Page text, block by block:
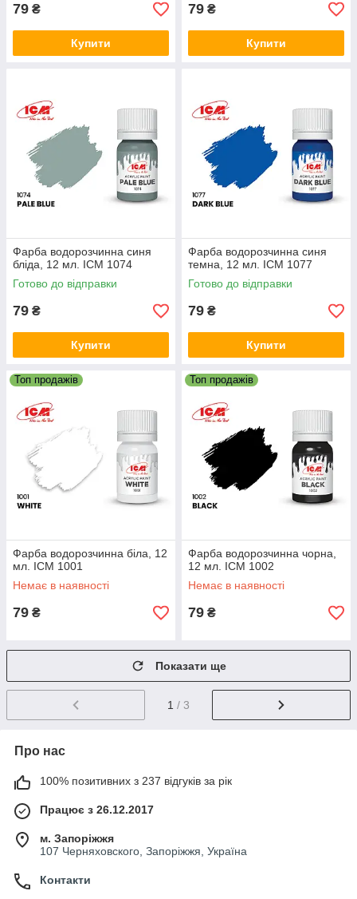
79 ₴
Купити
79 ₴
Купити
Фарба водорозчинна синя
бліда, 12 мл. ICM 1074
Готово до відправки
79 ₴
Купити
Фарба водорозчинна синя
темна, 12 мл. ICM 1077
Готово до відправки
79 ₴
Купити
Топ продажів
Фарба водорозчинна біла, 12
мл. ICM 1001
Немає в наявності
79 ₴
Топ продажів
Фарба водорозчинна чорна,
12 мл. ICM 1002
Немає в наявності
79 ₴
Показати ще
1 / 3
Про нас
100% позитивних з 237 відгуків за рік
Працює з 26.12.2017
м. Запоріжжя
107 Черняховского, Запоріжжя, Україна
Контакти